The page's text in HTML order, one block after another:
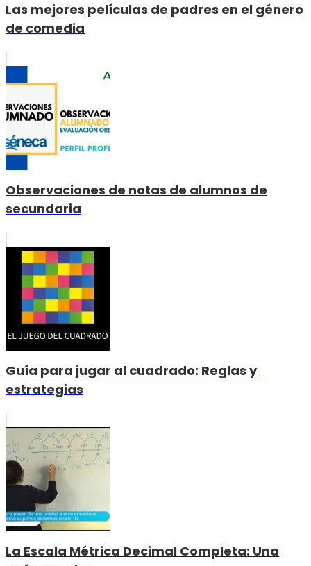
Las mejores películas de padres en el género
de comedia
Observaciones de notas de alumnos de
secundaria
Guía para jugar al cuadrado: Reglas y
estrategias
La Escala Métrica Decimal Completa: Una